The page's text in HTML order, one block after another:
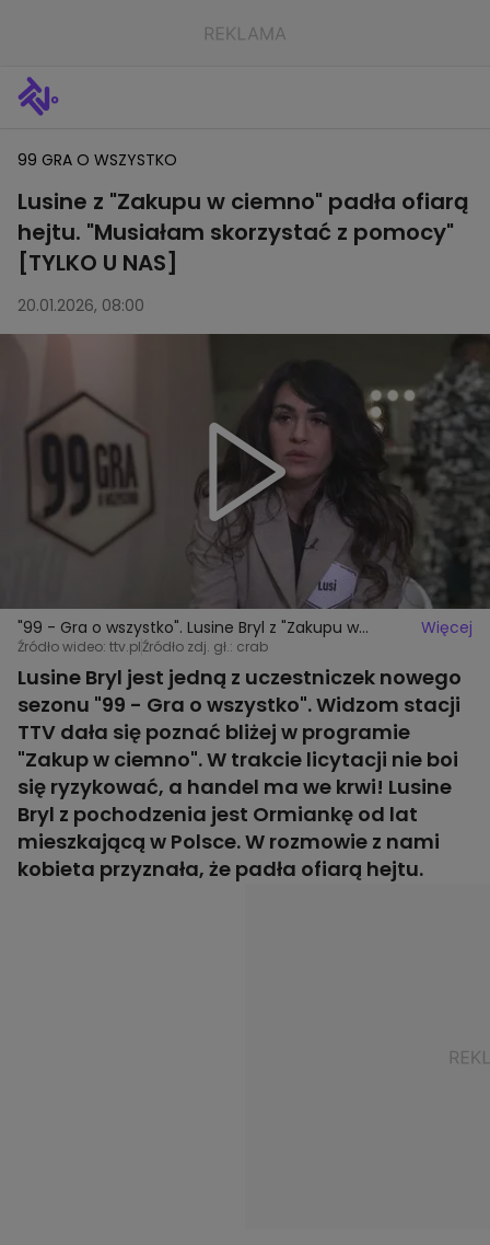
99 GRA O WSZYSTKO
Lusine z "Zakupu w ciemno" padła ofiarą
hejtu. "Musiałam skorzystać z pomocy"
[TYLKO U NAS]
20.01.2026, 08:00
"99 - Gra o wszystko". Lusine Bryl z "Zakupu w
ciemno" ofiarą hejtu
Więcej
Źródło wideo: ttv.plŹródło zdj. gł.: crab
Lusine Bryl jest jedną z uczestniczek nowego
sezonu "99 - Gra o wszystko". Widzom stacji
TTV dała się poznać bliżej w programie
"Zakup w ciemno". W trakcie licytacji nie boi
się ryzykować, a handel ma we krwi! Lusine
Bryl z pochodzenia jest Ormiankę od lat
mieszkającą w Polsce. W rozmowie z nami
kobieta przyznała, że padła ofiarą hejtu.